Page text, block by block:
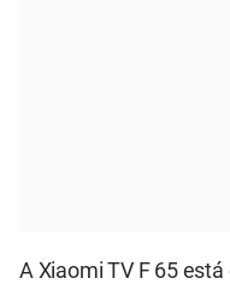
A Xiaomi TV F 65